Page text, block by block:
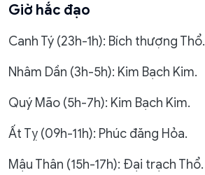
Giờ hắc đạo
Canh Tý (23h-1h): Bích thượng Thổ.
Nhâm Dần (3h-5h): Kim Bạch Kim.
Quý Mão (5h-7h): Kim Bạch Kim.
Ất Tỵ (09h-11h): Phúc đăng Hỏa.
Mậu Thân (15h-17h): Đại trạch Thổ.